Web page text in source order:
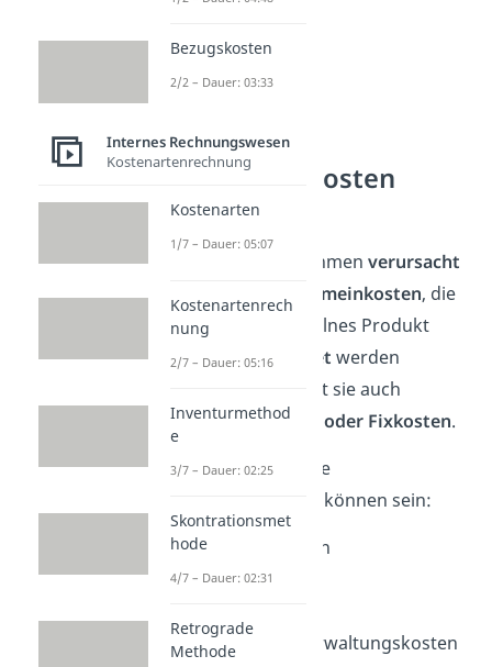
Handlungskosten
Beispiele
In jedem Unternehmen verursacht
die Produktion
Gemeinkosten, die
nicht
auf ein einzelnes Produkt
heruntergerechnet werden
können. Du nennst sie auch
Handlungskosten oder Fixkosten.
Beispiele für solche
können sein:
Personalkosten
Miete
allgemeine Verwaltungskosten
Bezugskosten
2/2 – Dauer: 03:33
Internes Rechnungswesen
Kostenartenrechnung
Kostenarten
1/7 – Dauer: 05:07
Kostenartenrech
nung
2/7 – Dauer: 05:16
Inventurmethod
e
3/7 – Dauer: 02:25
Skontrationsmet
hode
4/7 – Dauer: 02:31
Retrograde
Methode